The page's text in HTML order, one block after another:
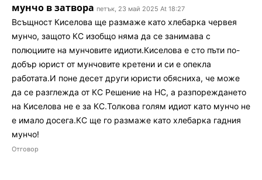
мунчо в затвора петък, 23 май 2025 At 18:27
Всъщност Киселова ще размаже като хлебарка червея
мунчо, защото КС изобщо няма да се занимава с
полюциите на мунчовите идиоти.Киселова е сто пъти по-
добър юрист от мунчовите кретени и си е опекла
работата.И поне десет други юристи обясниха, че може
да се разглежда от КС Решение на НС, а разпореждането
на Киселова не е за КС.Толкова голям идиот като мунчо не
е имало досега.КС ще го размаже като хлебарка гадния
мунчо!
Отговор